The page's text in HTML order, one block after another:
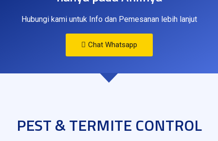
Hubungi kami untuk Info dan Pemesanan lebih lanjut
Chat Whatsapp
PEST & TERMITE CONTROL